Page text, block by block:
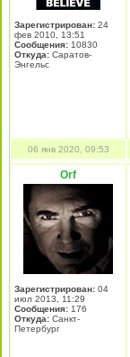
Зарегистрирован: 24
фев 2010, 13:51
Сообщения: 10830
Откуда: Саратов-
Энгельс
06 янв 2020, 09:53
Orf
Зарегистрирован: 04
июл 2013, 11:29
Сообщения: 176
Откуда: Санкт-
Петербург